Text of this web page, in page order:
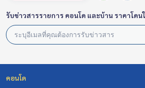
รับข่าวสารรายการ คอนโด และบ้าน ราคาโดน
คอนโด